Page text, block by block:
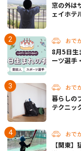
窓の外は
ェイホテ
おで
8月5日生
ーツ選手
おで
暮らしの
テクニッ
おで
【関東